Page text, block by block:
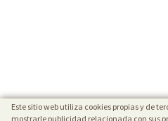
Este sitio web utiliza cookies propias y de
mostrarle publicidad relacionada con sus